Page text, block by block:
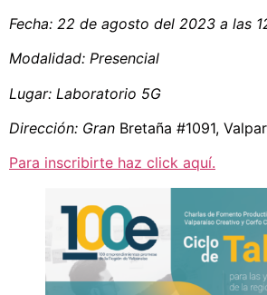
Fecha: 22 de agosto del 2023 a las
Modalidad: Presencial
Lugar: Laboratorio 5G
Dirección: Gran Bretaña #1091,
Para inscribirte haz click aquí.